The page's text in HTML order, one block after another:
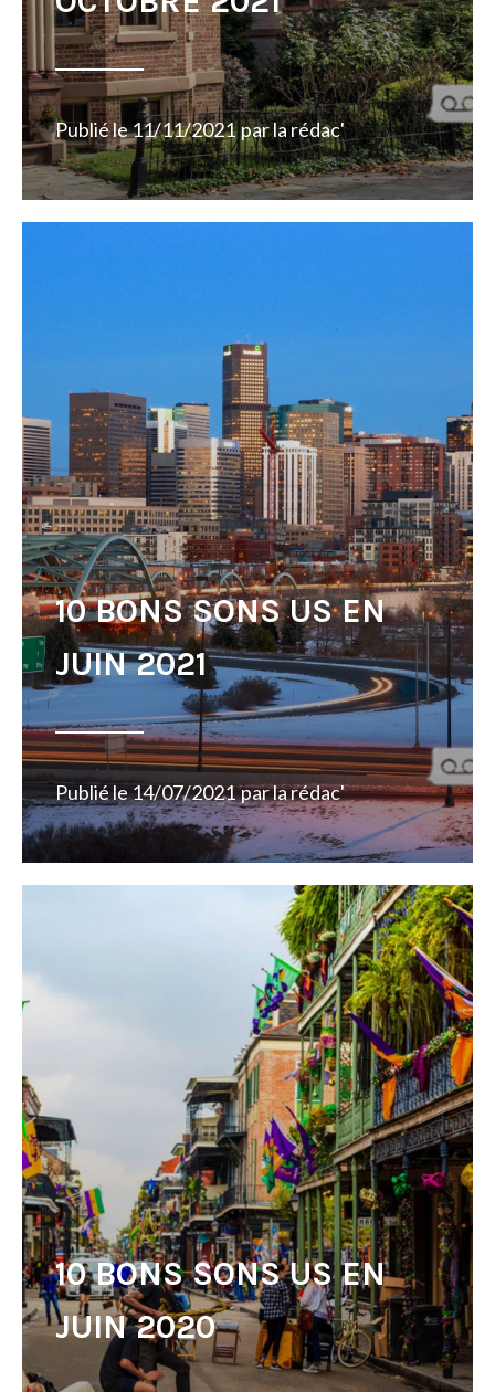
Publié le11/11/2021 parla rédac'
10 BONS SONS US EN
JUIN 2021
Publié le14/07/2021 parla rédac'
10 BONS SONS US EN
JUIN 2020